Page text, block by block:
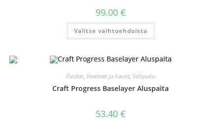
99.00 €
Valitse vaihtoehdoista
Tällä
on
Voit
valinnat
tuotteen
sivulla.
Paidat, Vaatteet ja kassit, Välipuku
Craft Progress Baselayer Aluspaita
53.40 €